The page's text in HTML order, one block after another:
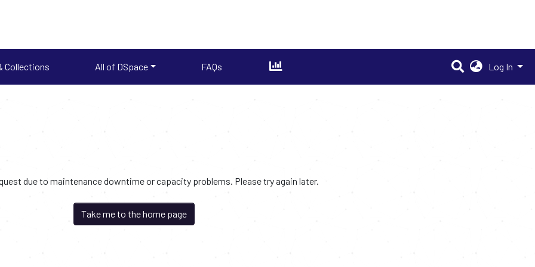
Collections All of DSpace FAQs Log In
due to maintenance downtime or capacity problems. Please try again later.
Take me to the home page